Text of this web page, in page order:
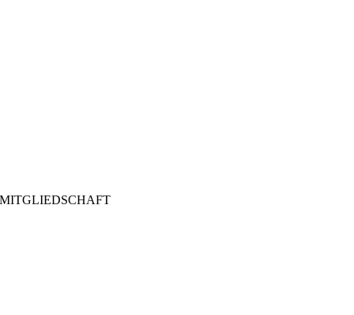
MITGLIEDSCHAFT